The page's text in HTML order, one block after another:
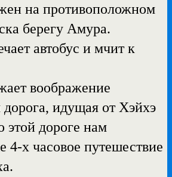
на противоположном
берегу Амура.
автобус и мчит к
воображение
дорога, идущая от Хэйхэ
этой дороге нам
4-х часовое путешествие